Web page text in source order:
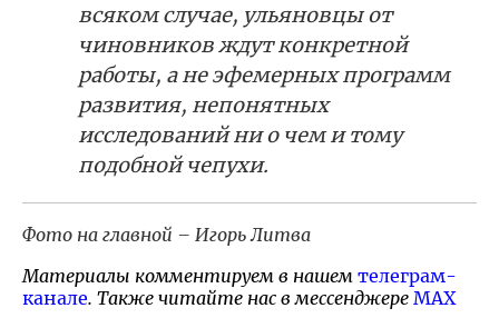
всяком случае, ульяновцы от
чиновников ждут конкретной
работы, а не эфемерных программ
развития, непонятных
исследований ни о чем и тому
подобной чепухи.
Фото на главной – Игорь Литва
Материалы комментируем в нашем телеграм-
канале. Также читайте нас в мессенджере MAX